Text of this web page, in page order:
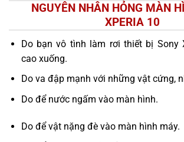
NGUYÊN NHÂN HỎNG MÀN
XPERIA 10
Do bạn vô tình làm rơi thiết bị Sony
cao xuống.
Do va đập mạnh với những vật cứng,
Do để nước ngấm vào màn hình.
Do để vật nặng đè vào màn hình máy.